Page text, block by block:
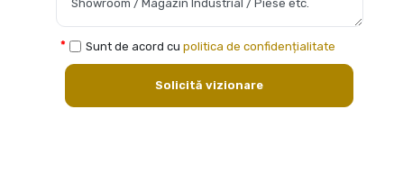
Sunt de acord cu politica de confidențialitate
Solicită vizionare